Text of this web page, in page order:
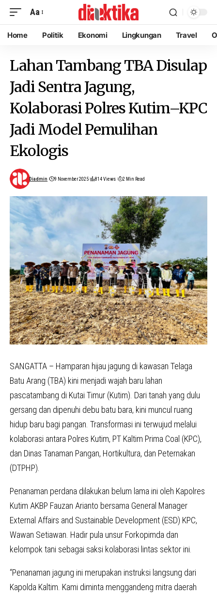
Aa
Home Politik Ekonomi Lingkungan Travel
Lahan Tambang TBA Disulap
Jadi Sentra Jagung,
Kolaborasi Polres Kutim–KPC
Jadi Model Pemulihan
Ekologis
Diadmin 9 November 2025 814 Views 2 Min Read
SANGATTA – Hamparan hijau jagung di kawasan Telaga
Batu Arang (TBA) kini menjadi wajah baru lahan
pascatambang di Kutai Timur (Kutim). Dari tanah yang dulu
gersang dan dipenuhi debu batu bara, kini muncul ruang
hidup baru bagi pangan. Transformasi ini terwujud melalui
kolaborasi antara Polres Kutim, PT Kaltim Prima Coal (KPC),
dan Dinas Tanaman Pangan, Hortikultura, dan Peternakan
(DTPHP).
Penanaman perdana dilakukan belum lama ini oleh Kapolres
Kutim AKBP Fauzan Arianto bersama General Manager
External Affairs and Sustainable Development (ESD) KPC,
Wawan Setiawan. Hadir pula unsur Forkopimda dan
kelompok tani sebagai saksi kolaborasi lintas sektor ini.
“Penanaman jagung ini merupakan instruksi langsung dari
Kapolda Kaltim. Kami diminta menggandeng mitra daerah